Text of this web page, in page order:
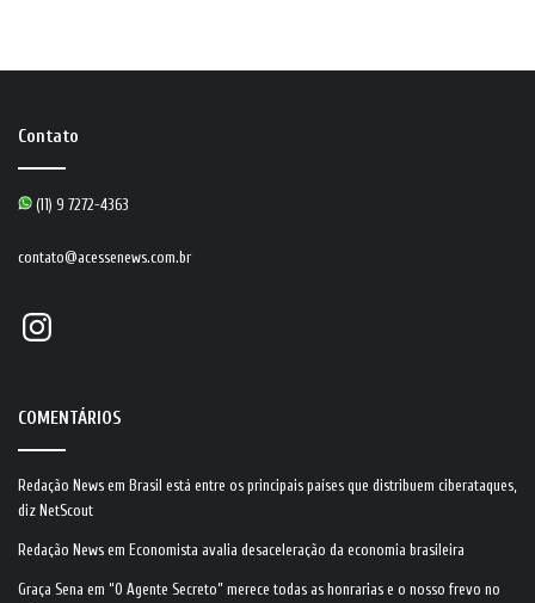
Contato
(11) 9 7272-4363
contato@acessenews.com.br
Instagram
COMENTÁRIOS
Redação News em Brasil está entre os principais países que distribuem ciberataques,
diz NetScout
Redação News em Economista avalia desaceleração da economia brasileira
Graça Sena em “O Agente Secreto” merece todas as honrarias e o nosso frevo no